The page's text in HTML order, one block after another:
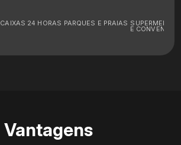
CAIXAS 24 HORAS PARQUES E PRAIAS
E
Vantagens